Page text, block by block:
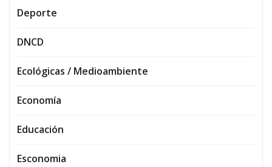
Deporte
DNCD
Ecológicas / Medioambiente
Economía
Educación
Esconomia